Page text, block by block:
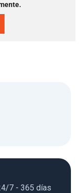
7 - 365 días